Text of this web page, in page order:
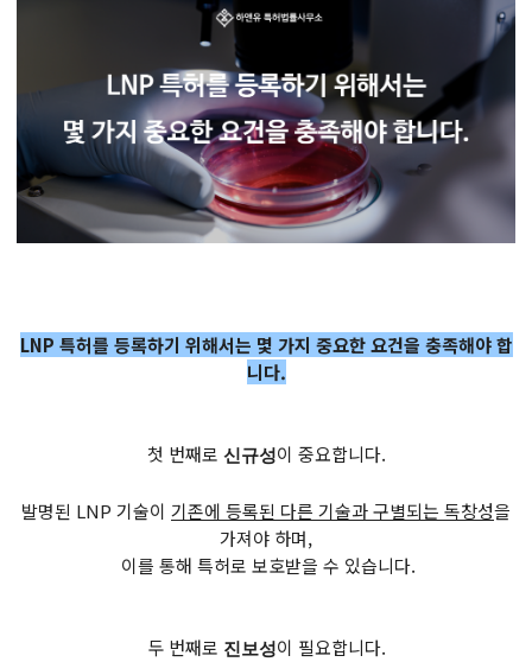
LNP 특허를 등록하기 위해서는 몇 가지 중요한 요건을 충족해야 합
니다.
첫 번째로 ​신규성이 중요합니다.
발명된 LNP 기술이 기존에 등록된 다른 기술과 구별되는 독창성을
가져야 하며,
이를 통해 특허로 보호받을 수 있습니다.
두 번째로 진보성이 필요합니다.